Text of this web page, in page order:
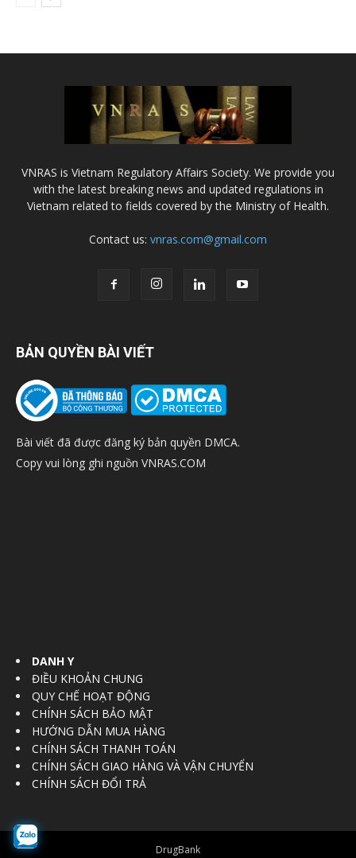
VNRAS is Vietnam Regulatory Affairs Society. We provide you
with the latest breaking news and updated regulations in
Vietnam related to fields covered by the Ministry of Health.
Contact us: vnras.com@gmail.com
BẢN QUYỀN BÀI VIẾT
Bài viết đã được đăng ký bản quyền DMCA.
Copy vui lòng ghi nguồn VNRAS.COM
DANH Y
ĐIỀU KHOẢN CHUNG
QUY CHẾ HOẠT ĐỘNG
CHÍNH SÁCH BẢO MẬT
HƯỚNG DẪN MUA HÀNG
CHÍNH SÁCH THANH TOÁN
CHÍNH SÁCH GIAO HÀNG VÀ VẬN CHUYỂN
CHÍNH SÁCH ĐỔI TRẢ
DrugBank